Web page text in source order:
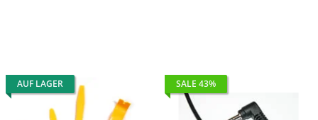
AUF LAGER SALE 43%